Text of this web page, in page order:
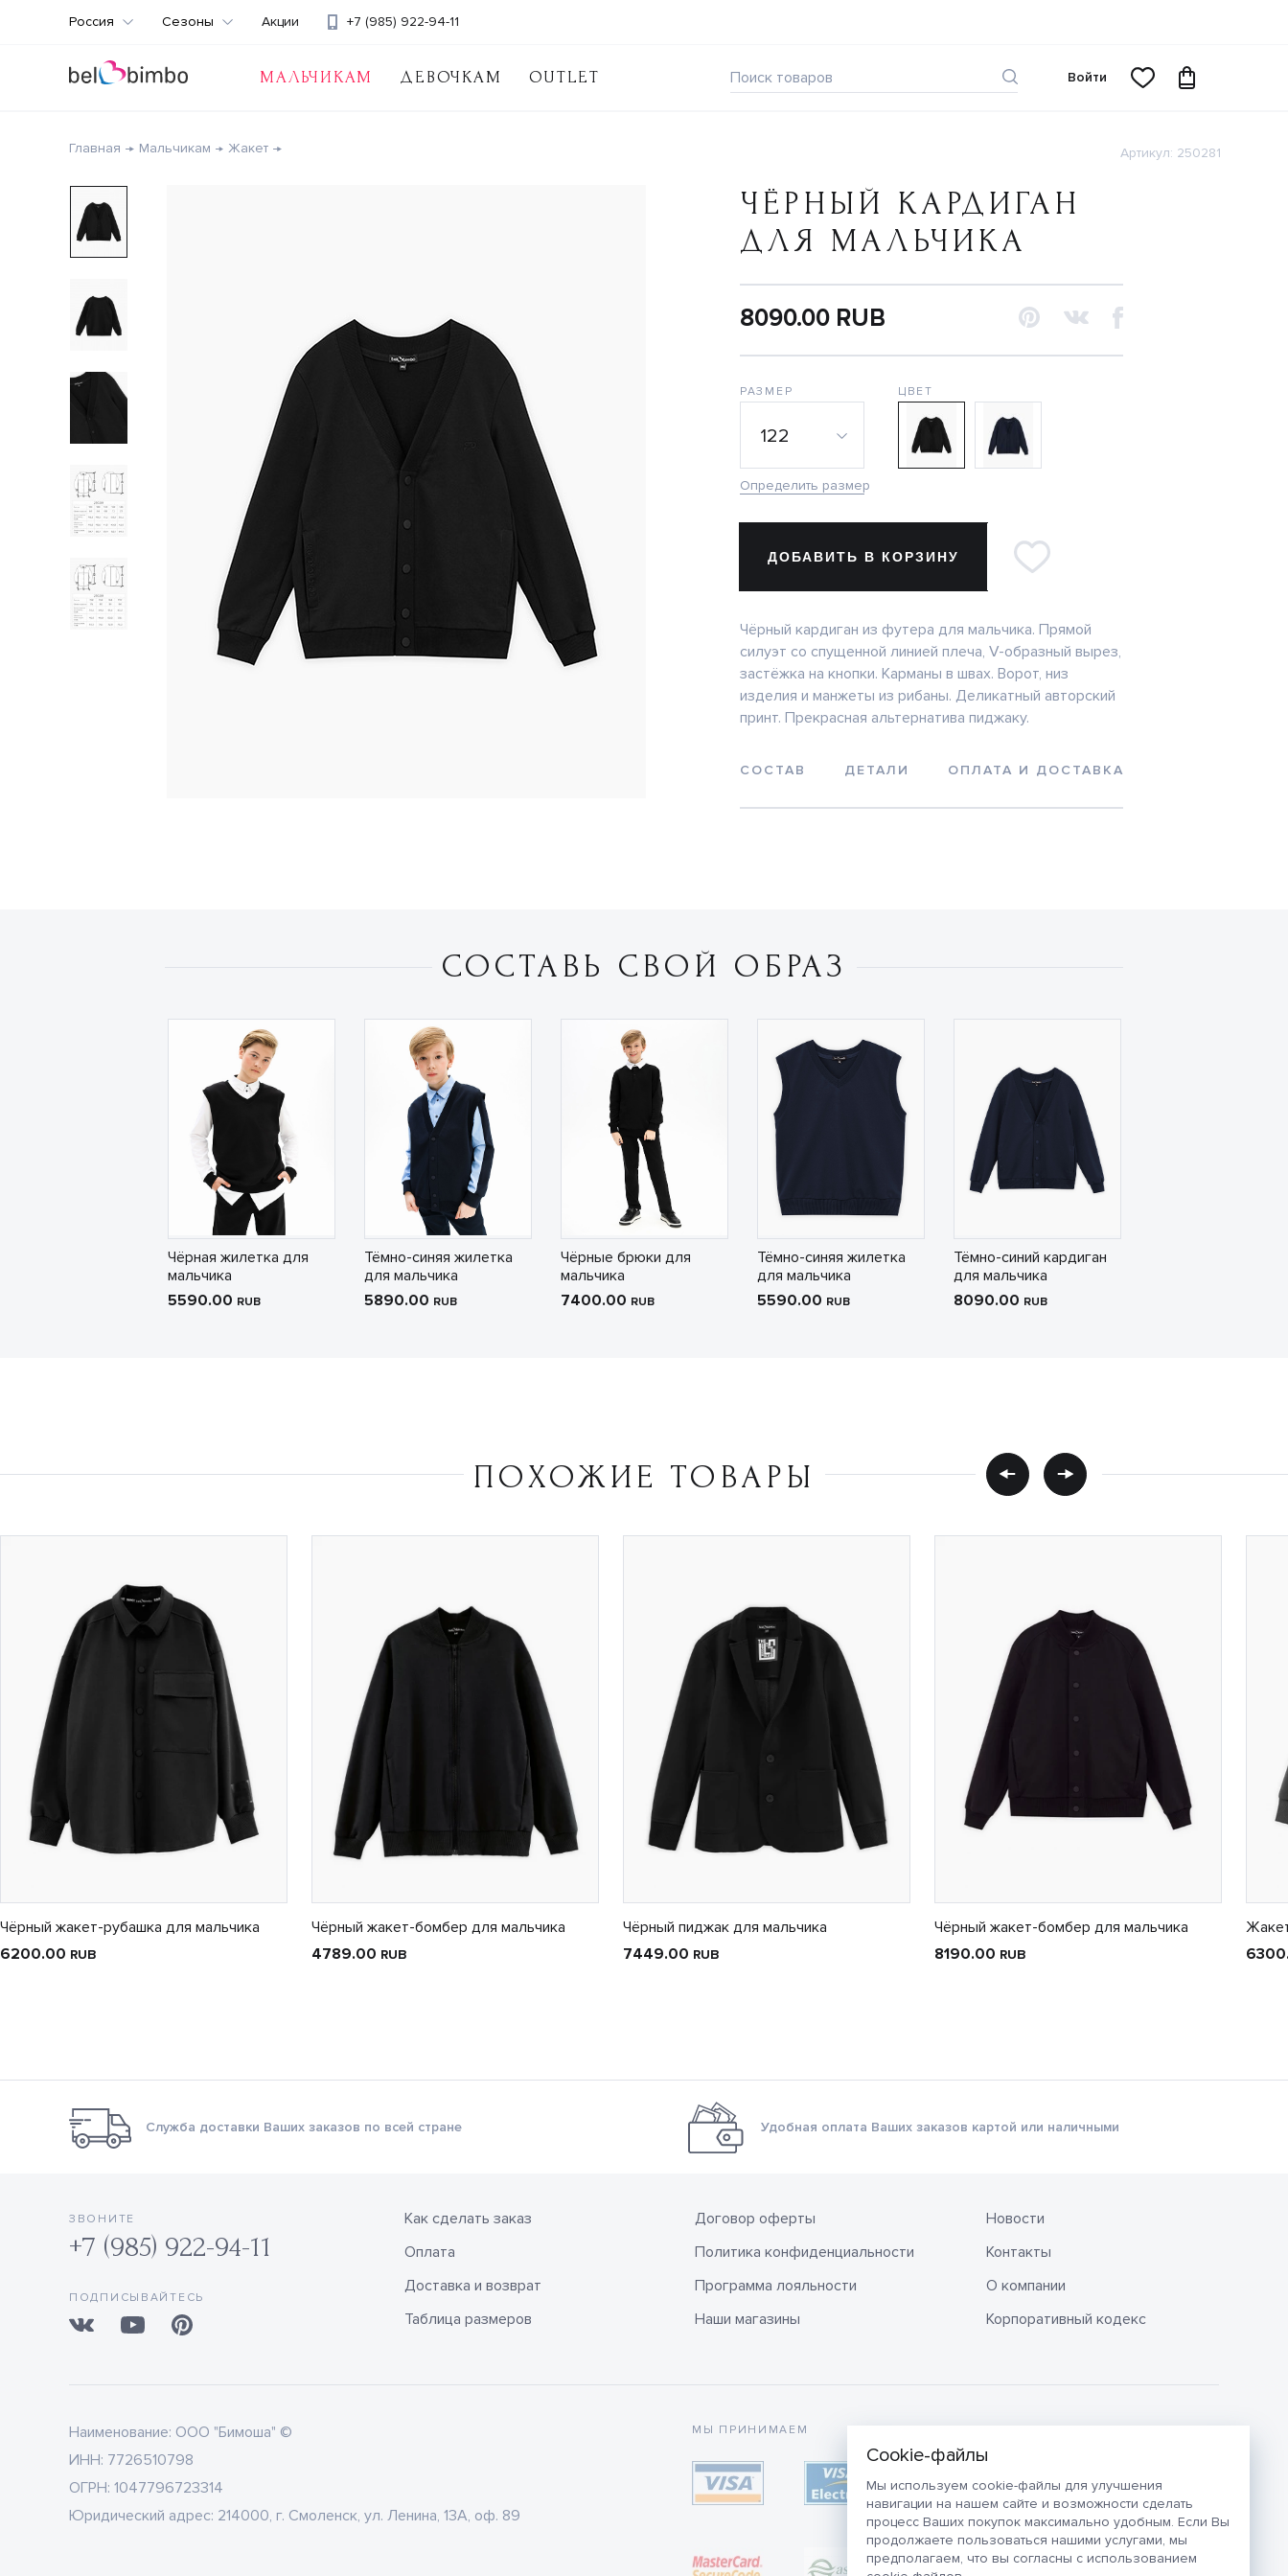
Мы используем cookie-файлы для улучшения
навигации на нашем сайте и возможности сделать
процесс Ваших покупок максимально удобным. Если Вы
продолжаете пользоваться нашими услугами, мы
предполагаем, что вы согласны с использованием
МАЛЬЧИКАМ ДЕВОЧКАМ OUTLET
+7 (985) 922-94-11
Россия Сезоны Акции
Войти
Главная Мальчикам Жакет Артикул: 250281
ЧЁРНЫЙ КАРДИГАН
ДЛЯ МАЛЬЧИКА
8090.00 RUB
РАЗМЕР
122
Определить размер
ЦВЕТ
ДОБАВИТЬ В КОРЗИНУ
Чёрный кардиган из футера для мальчика. Прямой
силуэт со спущенной линией плеча, V-образный вырез,
застёжка на кнопки. Карманы в швах. Ворот, низ
изделия и манжеты из рибаны. Деликатный авторский
принт. Прекрасная альтернатива пиджаку.
СОСТАВ ДЕТАЛИ ОПЛАТА И ДОСТАВКА
СОСТАВЬ СВОЙ ОБРАЗ
Чёрная жилетка для
мальчика
5590.00 RUB
Тёмно-синяя жилетка
для мальчика
5890.00 RUB
Чёрные брюки для
мальчика
7400.00 RUB
Тёмно-синяя жилетка
для мальчика
5590.00 RUB
Тёмно-синий кардиган
для мальчика
8090.00 RUB
ПОХОЖИЕ ТОВАРЫ
Чёрный жакет-рубашка для мальчика
6200.00 RUB
Чёрный жакет-бомбер для мальчика
4789.00 RUB
Чёрный пиджак для мальчика
7449.00 RUB
Чёрный жакет-бомбер для мальчика
8190.00 RUB
Служба доставки Ваших заказов по всей стране Удобная оплата Ваших заказов картой или наличными
ЗВОНИТЕ
+7 (985) 922-94-11
ПОДПИСЫВАЙТЕСЬ
Как сделать заказ
Оплата
Доставка и возврат
Таблица размеров
Договор оферты
Политика конфиденциальности
Программа лояльности
Наши магазины
Новости
Контакты
О компании
Корпоративный кодекс
Наименование: ООО "Бимоша" ©
ИНН: 7726510798
ОГРН: 1047796723314
Юридический адрес: 214000, г. Смоленск, ул. Ленина, 13А, оф. 89
МЫ ПРИНИМАЕМ